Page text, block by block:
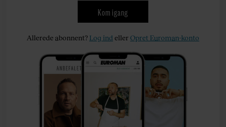
Kom igang
Allerede abonnent? Log ind ellerOpret Euroman-konto